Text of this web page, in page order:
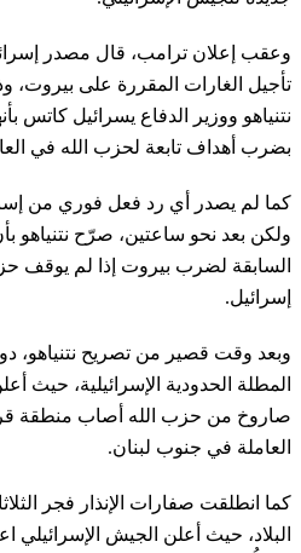
وعقب إعلان ترامب، قال مصدر
تأجيل الغارات المقررة على
نتنياهو ووزير الدفاع يسرائيل كاتس
بضرب أهداف تابعة لحزب الله في
كما لم يصدر أي رد فعل فوري من
ولكن بعد نحو ساعتين، صرّح نتنياهو
السابقة لضرب بيروت إذا لم يوقف
إسرائيل.
وبعد وقت قصير من تصريح نتنياهو،
المطلة الحدودية الإسرائيلية، حيث
صاروخ من حزب الله أصاب منطقة
العاملة في جنوب لبنان.
كما انطلقت صفارات الإنذار فجر
البلاد، حيث أعلن الجيش